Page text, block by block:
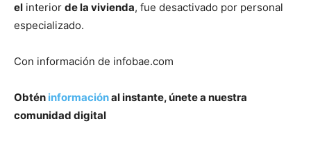
el interior de la vivienda, fue desactivado por personal
especializado.
Con información de infobae.com
Obtén informaciónal instante, únete a nuestra
comunidad digital